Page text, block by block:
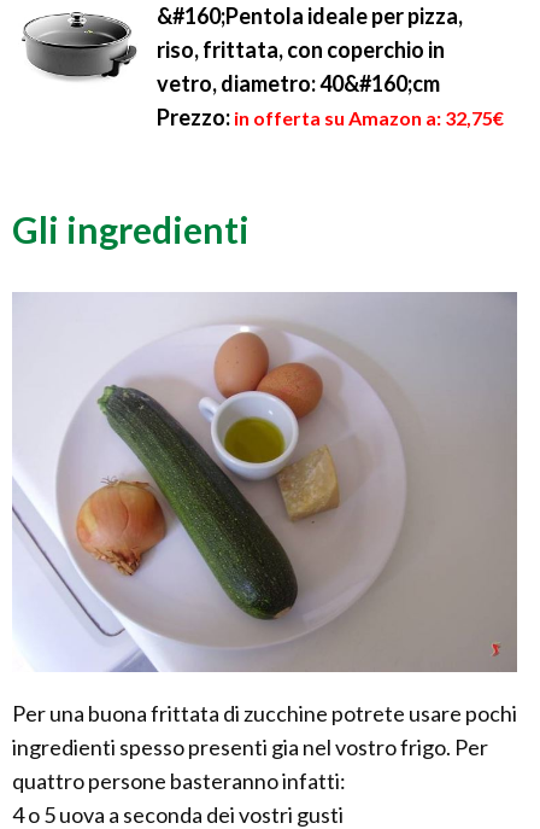
&#160;Pentola ideale per pizza,
riso, frittata, con coperchio in
vetro, diametro: 40&#160;cm
Prezzo: in offerta su Amazon a: 32,75€
Gli ingredienti
Per una buona frittata di zucchine potrete usare pochi
ingredienti spesso presenti gia nel vostro frigo. Per
quattro persone basteranno infatti:
4 o 5 uova a seconda dei vostri gusti